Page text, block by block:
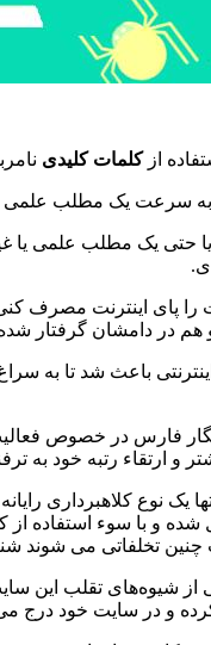
ازکلمات کلیدی
سرعت یک مطلب علمی
یا حتی یک مطلب علمی
پای اینترنت مصرف
هم در دامشان گرفتار
اینترنتی باعث شد تا
فارس در خصوص
و ارتقاء رتبه خود
نوع کلاهبرداری
و با سوء استفاده از
تخلفاتی می شوند
شیوه‌های تقلب این
و در سایت خود درج